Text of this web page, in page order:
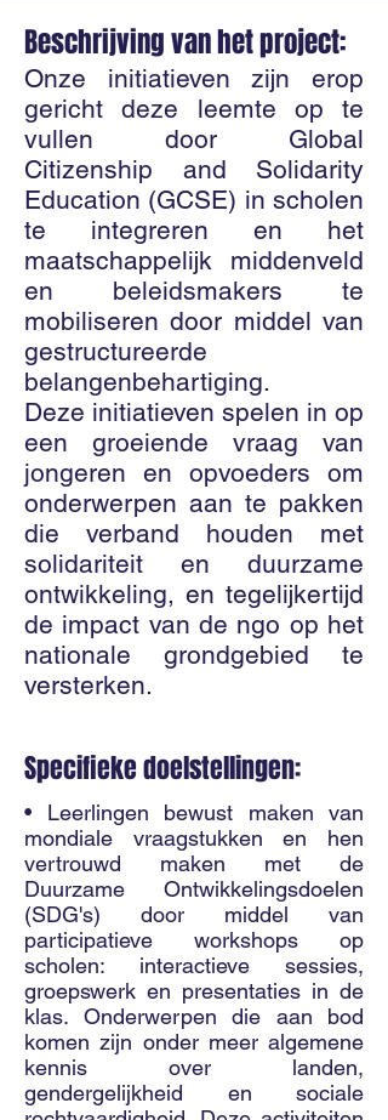
Beschrijving van het project:
Onze initiatieven zijn erop
gericht deze leemte op te
vullen door Global
Citizenship and Solidarity
Education (GCSE) in scholen
te integreren en het
maatschappelijk middenveld
en beleidsmakers te
mobiliseren door middel van
gestructureerde
belangenbehartiging.
Deze initiatieven spelen in op
een groeiende vraag van
jongeren en opvoeders om
onderwerpen aan te pakken
die verband houden met
solidariteit en duurzame
ontwikkeling, en tegelijkertijd
de impact van de ngo op het
nationale grondgebied te
versterken.
Specifieke doelstellingen:
• Leerlingen bewust maken van
mondiale vraagstukken en hen
vertrouwd maken met de
Duurzame Ontwikkelingsdoelen
(SDG's) door middel van
participatieve workshops op
scholen: interactieve sessies,
groepswerk en presentaties in de
klas. Onderwerpen die aan bod
komen zijn onder meer algemene
kennis over landen,
gendergelijkheid en sociale